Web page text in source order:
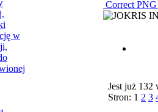
Correct
Jest już 132
Stron: 1 2 3